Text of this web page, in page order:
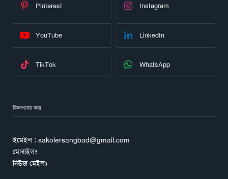
Pinterest Instagram
YouTube LinkedIn
TikTok WhatsApp
বিজ্ঞাপনের জন্য
ইমেইল : sakolersangbad@gmail.com
মোবাইলঃ
নিউজ মেইলঃ